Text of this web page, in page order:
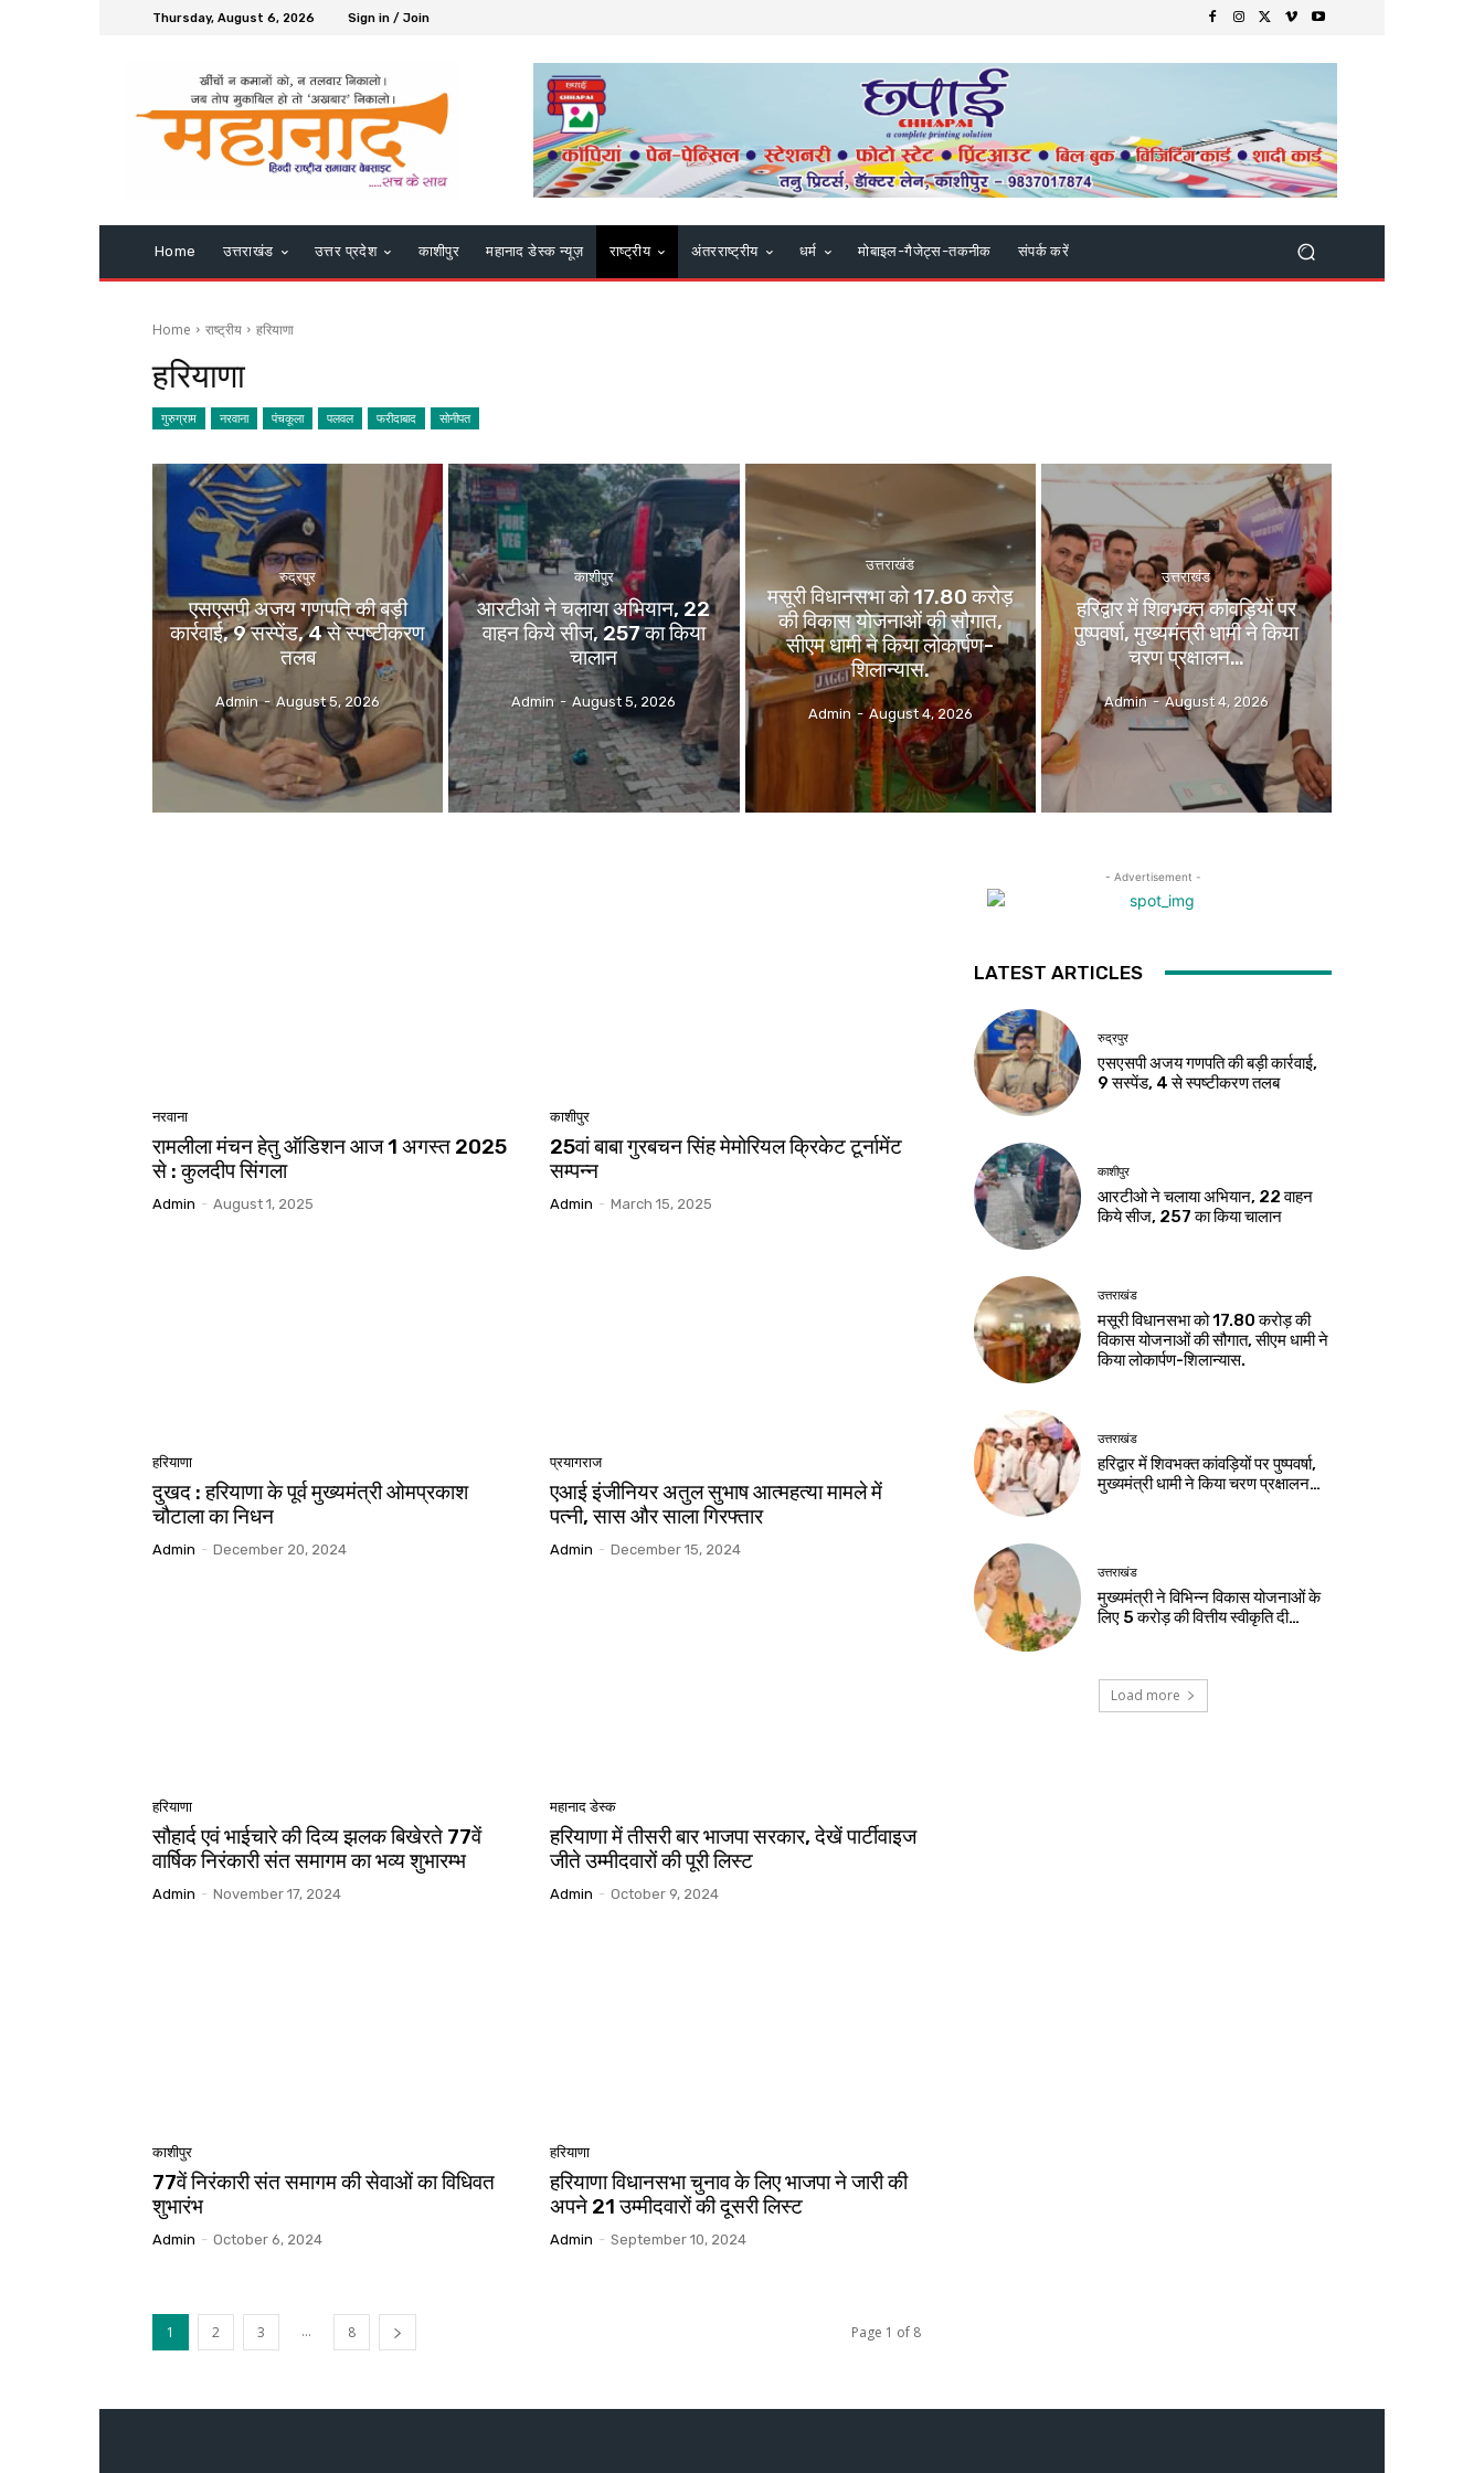
Thursday, August 6, 2026 Sign in / Join
Home उत्तराखंड उत्तर प्रदेश काशीपुर महानाद डेस्क न्यूज़ राष्ट्रीय अंतरराष्ट्रीय धर्म मोबाइल-गैजेट्स-तकनीक संपर्क करें
Home राष्ट्रीय हरियाणा
हरियाणा
गुरुग्राम नरवाना पंचकूला पलवल फरीदाबाद सोनीपत
रुद्रपुर
एसएसपी अजय गणपति की बड़ी
कार्रवाई, 9 सस्पेंड, 4 से स्पष्टीकरण
तलब
Admin - August 5, 2026
काशीपुर
आरटीओ ने चलाया अभियान, 22
वाहन किये सीज, 257 का किया
चालान
Admin - August 5, 2026
उत्तराखंड
मसूरी विधानसभा को 17.80 करोड़
की विकास योजनाओं की सौगात,
सीएम धामी ने किया लोकार्पण-
शिलान्यास.
Admin - August 4, 2026
उत्तराखंड
हरिद्वार में शिवभक्त कांवड़ियों पर
पुष्पवर्षा, मुख्यमंत्री धामी ने किया
चरण प्रक्षालन…
Admin - August 4, 2026
नरवाना
रामलीला मंचन हेतु ऑडिशन आज 1 अगस्त 2025
से : कुलदीप सिंगला
Admin - August 1, 2025
काशीपुर
25वां बाबा गुरबचन सिंह मेमोरियल क्रिकेट टूर्नामेंट
सम्पन्न
Admin - March 15, 2025
हरियाणा
दुखद : हरियाणा के पूर्व मुख्यमंत्री ओमप्रकाश
चौटाला का निधन
Admin - December 20, 2024
प्रयागराज
एआई इंजीनियर अतुल सुभाष आत्महत्या मामले में
पत्नी, सास और साला गिरफ्तार
Admin - December 15, 2024
हरियाणा
सौहार्द एवं भाईचारे की दिव्य झलक बिखेरते 77वें
वार्षिक निरंकारी संत समागम का भव्य शुभारम्भ
Admin - November 17, 2024
महानाद डेस्क
हरियाणा में तीसरी बार भाजपा सरकार, देखें पार्टीवाइज
जीते उम्मीदवारों की पूरी लिस्ट
Admin - October 9, 2024
काशीपुर
77वें निरंकारी संत समागम की सेवाओं का विधिवत
शुभारंभ
Admin - October 6, 2024
हरियाणा
हरियाणा विधानसभा चुनाव के लिए भाजपा ने जारी की
अपने 21 उम्मीदवारों की दूसरी लिस्ट
Admin - September 10, 2024
1 2 3 ... 8 Page 1 of 8
- Advertisement -
LATEST ARTICLES
रुद्रपुर
एसएसपी अजय गणपति की बड़ी कार्रवाई,
9 सस्पेंड, 4 से स्पष्टीकरण तलब
काशीपुर
आरटीओ ने चलाया अभियान, 22 वाहन
किये सीज, 257 का किया चालान
उत्तराखंड
मसूरी विधानसभा को 17.80 करोड़ की
विकास योजनाओं की सौगात, सीएम धामी ने
किया लोकार्पण-शिलान्यास.
उत्तराखंड
हरिद्वार में शिवभक्त कांवड़ियों पर पुष्पवर्षा,
मुख्यमंत्री धामी ने किया चरण प्रक्षालन…
उत्तराखंड
मुख्यमंत्री ने विभिन्न विकास योजनाओं के
लिए ₹5 करोड़ की वित्तीय स्वीकृति दी…
Load more